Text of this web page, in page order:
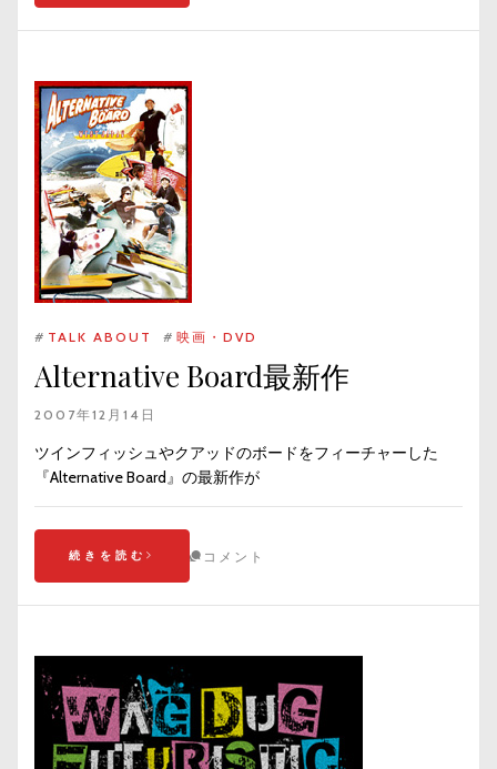
# TALK ABOUT # 映画・DVD
Alternative Board最新作
2007年12月14日
ツインフィッシュやクアッドのボードをフィーチャーした
『Alternative Board』の最新作が
続きを読む コメント